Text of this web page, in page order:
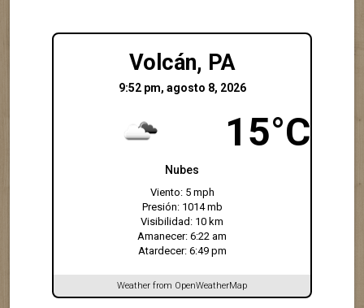
Volcán, PA
9:52 pm, agosto 8, 2026
15°C
Nubes
Viento: 5 mph
Presión: 1014 mb
Visibilidad: 10 km
Amanecer: 6:22 am
Atardecer: 6:49 pm
Weather from OpenWeatherMap